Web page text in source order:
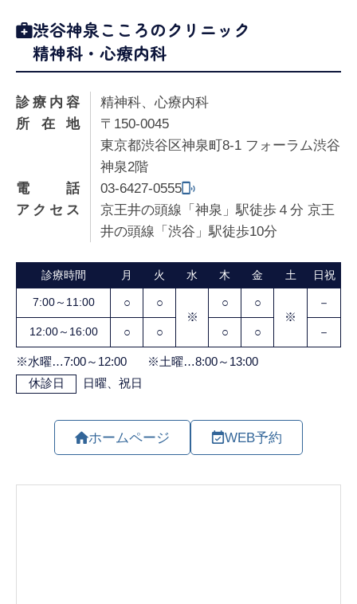
渋谷神泉こころのクリニック
精神科・心療内科
診療内容
精神科、心療内科
所在地
〒150-0045
東京都渋谷区神泉町8-1 フォーラム渋谷
神泉2階
電話
03-6427-0555
アクセス
京王井の頭線「神泉」駅徒歩４分 京王
井の頭線「渋谷」駅徒歩10分
ホームページ WEB予約